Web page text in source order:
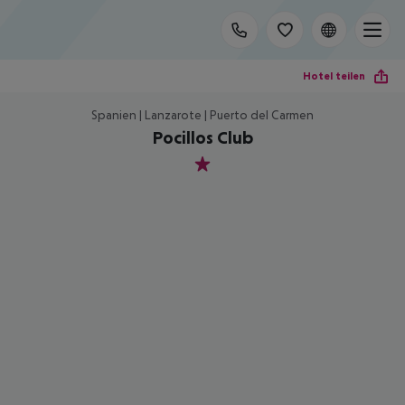
Hotel teilen
Spanien | Lanzarote | Puerto del Carmen
Pocillos Club
1